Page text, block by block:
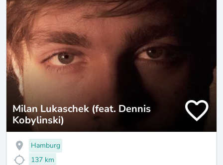
Milan Lukaschek (feat. Dennis
Kobylinski)
Hamburg
137 km